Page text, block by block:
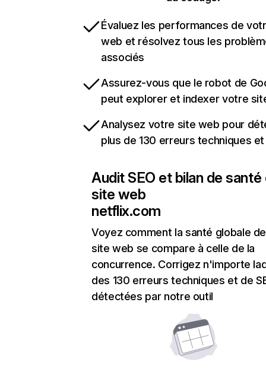
Évaluez les performances de
web et résolvez tous les
associés
Assurez-vous que le robot de
peut explorer et indexer votre
Analysez votre site web pour
plus de 130 erreurs techniques et
Audit SEO et bilan de santé
site web
netflix.com
Voyez comment la santé globale
site web se compare à celle de la
concurrence. Corrigez n'importe
des 130 erreurs techniques et de
détectées par notre outil